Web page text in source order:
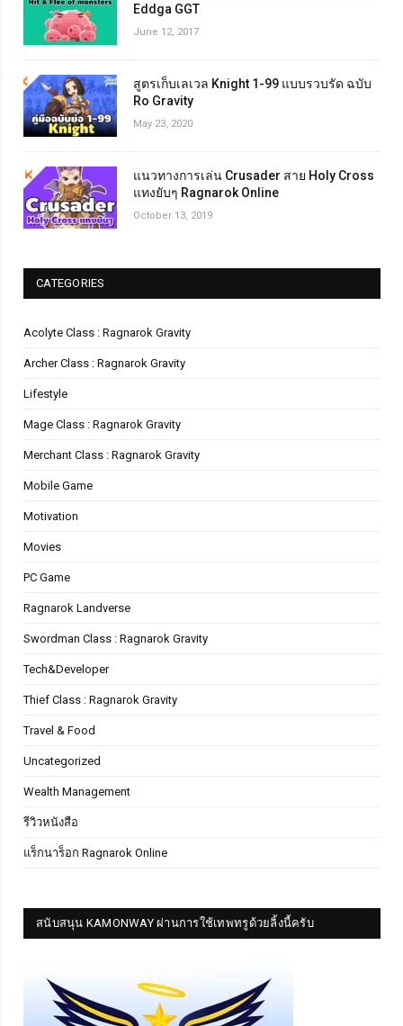
Eddga GGT
June 12, 2017
สูตรเก็บเลเวล Knight 1-99 แบบรวบรัด ฉบับ
Ro Gravity
May 23, 2020
แนวทางการเล่น Crusader สาย Holy Cross
แทงยับๆ Ragnarok Online
October 13, 2019
CATEGORIES
Acolyte Class : Ragnarok Gravity
Archer Class : Ragnarok Gravity
Lifestyle
Mage Class : Ragnarok Gravity
Merchant Class : Ragnarok Gravity
Mobile Game
Motivation
Movies
PC Game
Ragnarok Landverse
Swordman Class : Ragnarok Gravity
Tech&Developer
Thief Class : Ragnarok Gravity
Travel & Food
Uncategorized
Wealth Management
รีวิวหนังสือ
แร็กนาร็อก Ragnarok Online
สนับสนุน KAMONWAY ผ่านการใช้เทพทรูด้วยลิ้งนี้ครับ